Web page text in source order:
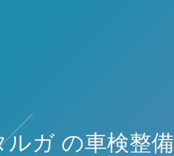
ガ の車検整備